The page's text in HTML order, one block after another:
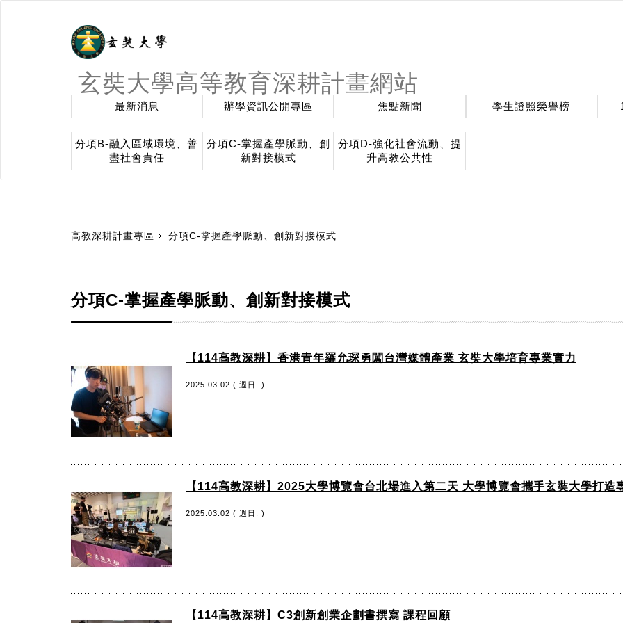
玄奘大學高等教育深耕計畫網站
最新消息 辦學資訊公開專區 焦點新聞 學生證照榮譽榜
分項B-融入區域環境、善
盡社會責任
分項C-掌握產學脈動、創
新對接模式
分項D-強化社會流動、提
升高教公共性
高教深耕計畫專區 分項C-掌握產學脈動、創新對接模式
分項C-掌握產學脈動、創新對接模式
【114高教深耕】香港青年羅允琛勇闖台灣媒體產業 玄奘大學培育專業實力
2025.03.02 ( 週日. )
【114高教深耕】2025大學博覽會台北場進入第二天 大學博覽會攜手玄奘大學打造
2025.03.02 ( 週日. )
【114高教深耕】C3創新創業企劃書撰寫 課程回顧